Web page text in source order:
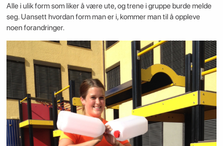
Alle i ulik form som liker å være ute, og trene i gruppe burde melde
seg. Uansett hvordan form man er i, kommer man til å oppleve
noen forandringer.